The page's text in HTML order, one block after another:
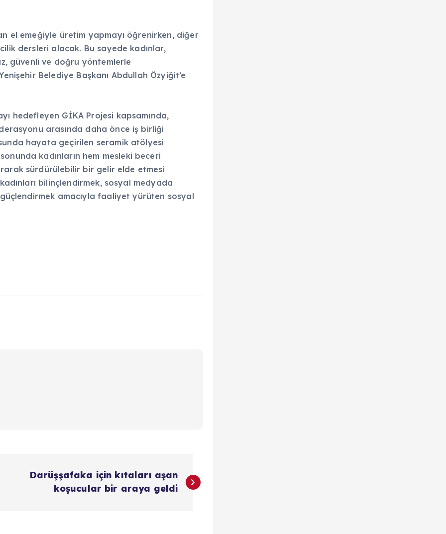
el emeğiyle üretim yapmayı öğrenirken, diğer
dersleri alacak. Bu sayede kadınlar,
güvenli ve doğru yöntemlerle
Belediye Başkanı Abdullah Özyiğit’e
hedefleyen GİKA Projesi kapsamında,
arasında daha önce iş birliği
hayata geçirilen seramik atölyesi
kadınların hem mesleki beceri
sürdürülebilir bir gelir elde etmesi
bilinçlendirmek, sosyal medyada
amacıyla faaliyet yürüten sosyal
Darüşşafaka için kıtaları aşan
koşucular bir araya geldi